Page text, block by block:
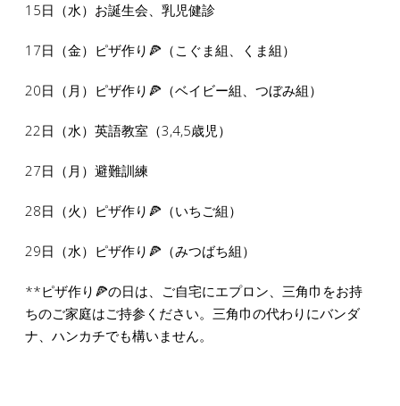
15日（水）お誕生会、乳児健診
17日（金）ピザ作り🍕（こぐま組、くま組）
20日（月）ピザ作り🍕（ベイビー組、つぼみ組）
22日（水）英語教室（3,4,5歳児）
27日（月）避難訓練
28日（火）ピザ作り🍕（いちご組）
29日（水）ピザ作り🍕（みつばち組）
**ピザ作り🍕の日は、ご自宅にエプロン、三角巾をお持
ちのご家庭はご持参ください。三角巾の代わりにバンダ
ナ、ハンカチでも構いません。